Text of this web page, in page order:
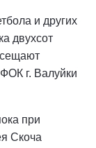
и других
двухсот
г. Валуйки
при
Скоча